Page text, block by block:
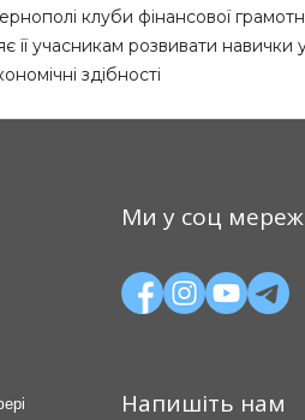
клуби фінансової
її учасникам розвивати навички
здібності
Ми у соц
Напишіть нам